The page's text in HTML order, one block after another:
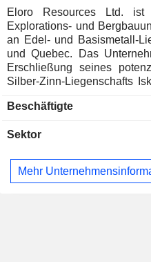
Eloro Resources Ltd.
Explorations- und
an Edel- und Basismetall-
und Quebec. Das
Erschließung seines
Silber-Zinn-Liegenschafts
eine über Straßen
nördlich der Stadt Tupiza
eine Beteiligung von 82
Victoria, das sich im
Beschäftigte
Sektor
Mehr